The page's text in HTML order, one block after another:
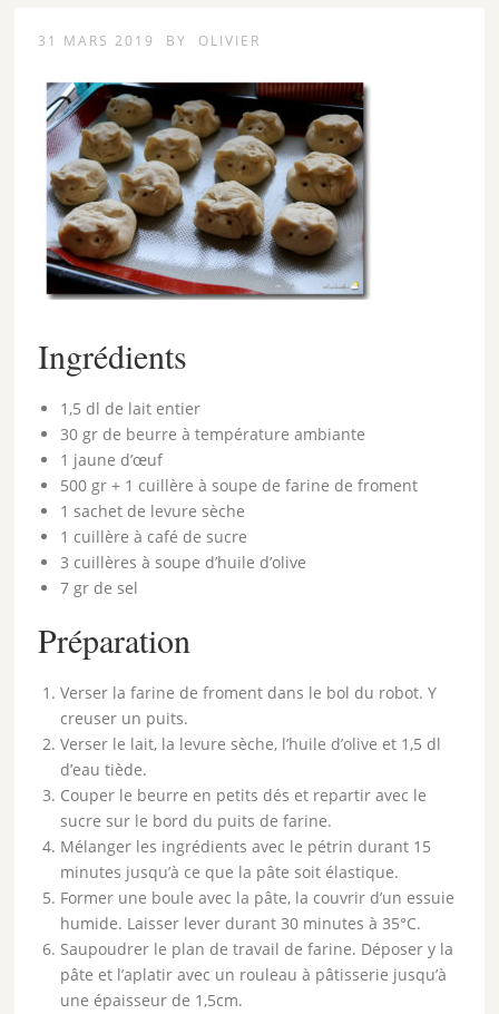
31 MARS 2019 BY OLIVIER
Ingrédients
1,5 dl de lait entier
30 gr de beurre à température ambiante
1 jaune d’œuf
500 gr + 1 cuillère à soupe de farine de froment
1 sachet de levure sèche
1 cuillère à café de sucre
3 cuillères à soupe d’huile d’olive
7 gr de sel
Préparation
Verser la farine de froment dans le bol du robot. Y
creuser un puits.
Verser le lait, la levure sèche, l’huile d’olive et 1,5 dl
d’eau tiède.
Couper le beurre en petits dés et repartir avec le
sucre sur le bord du puits de farine.
Mélanger les ingrédients avec le pétrin durant 15
minutes jusqu’à ce que la pâte soit élastique.
Former une boule avec la pâte, la couvrir d’un essuie
humide. Laisser lever durant 30 minutes à 35°C.
Saupoudrer le plan de travail de farine. Déposer y la
pâte et l’aplatir avec un rouleau à pâtisserie jusqu’à
une épaisseur de 1,5cm.